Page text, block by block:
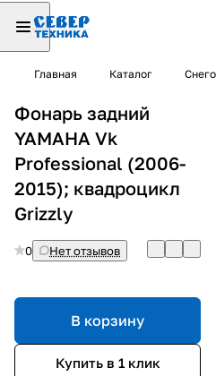
Главная Каталог
Фонарь задний
YAMAHA Vk
Professional (2006-
2015); квадроцикл
Grizzly
0 Нет отзывов
В корзину
Купить в 1 клик